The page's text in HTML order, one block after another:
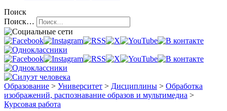
Поиск
Поиск…
Образование > Университет > Дисциплины > Обработка
изображений, распознавание образов и мультимедиа >
Курсовая работа